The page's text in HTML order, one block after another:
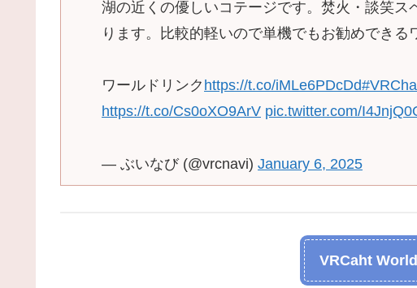
湖の近くの優しいコテージです。焚火・談笑
ります。比較的軽いので単機でもお勧めできる
ワールドリンク https://t.co/iMLe6PDcDd
https://t.co/Cs0oXO9ArV pic.twitter.com/
— ぶいなび (@vrcnavi) January 6, 2025
VRCaht